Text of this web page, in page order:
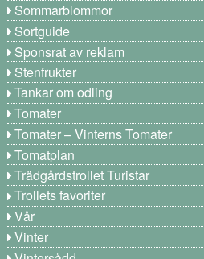
Sommarblommor
Sortguide
Sponsrat av reklam
Stenfrukter
Tankar om odling
Tomater
Tomater – Vinterns Tomater
Tomatplan
Trädgårdstrollet Turistar
Trollets favoriter
Vår
Vinter